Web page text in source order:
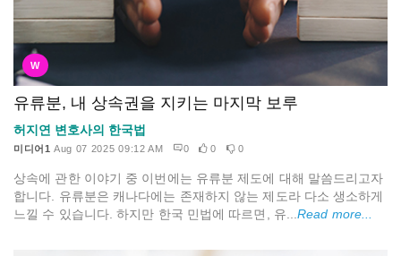
W
유류분, 내 상속권을 지키는 마지막 보루
허지연 변호사의 한국법
미디어1 Aug 07 2025 09:12 AM 0 0 0
상속에 관한 이야기 중 이번에는 유류분 제도에 대해 말씀드리고자
합니다. 유류분은 캐나다에는 존재하지 않는 제도라 다소 생소하게
느낄 수 있습니다. 하지만 한국 민법에 따르면, 유...Read more...